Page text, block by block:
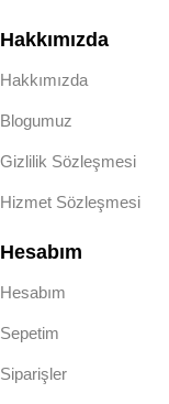
Hakkımızda
Hakkımızda
Blogumuz
Gizlilik Sözleşmesi
Hizmet Sözleşmesi
Hesabım
Hesabım
Sepetim
Siparişler